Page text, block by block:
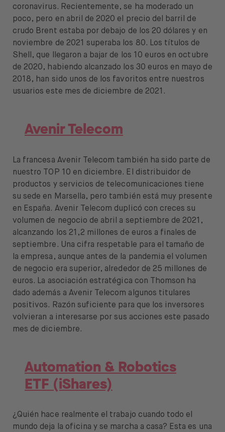
coronavirus. Recientemente, se ha moderado un
poco, pero en abril de 2020 el precio del barril de
crudo Brent estaba por debajo de los 20 dólares y en
noviembre de 2021 superaba los 80. Los títulos de
Shell, que llegaron a bajar de los 10 euros en octubre
de 2020, habiendo alcanzado los 30 euros en mayo de
2018, han sido unos de los favoritos entre nuestros
usuarios este mes de diciembre de 2021.
Avenir Telecom
La francesa Avenir Telecom también ha sido parte de
nuestro TOP 10 en diciembre. El distribuidor de
productos y servicios de telecomunicaciones tiene
su sede en Marsella, pero también está muy presente
en España. Avenir Telecom duplicó con creces su
volumen de negocio de abril a septiembre de 2021,
alcanzando los 21,2 millones de euros a finales de
septiembre. Una cifra respetable para el tamaño de
la empresa, aunque antes de la pandemia el volumen
de negocio era superior, alrededor de 25 millones de
euros. La asociación estratégica con Thomson ha
dado además a Avenir Telecom algunos titulares
positivos. Razón suficiente para que los inversores
volvieran a interesarse por sus acciones este pasado
mes de diciembre.
Automation & Robotics
ETF (iShares)
¿Quién hace realmente el trabajo cuando todo el
mundo deja la oficina y se marcha a casa? Esta es una